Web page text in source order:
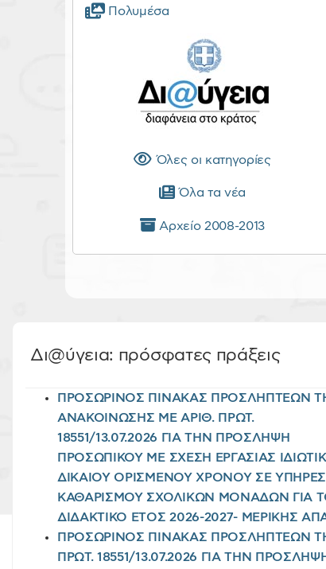
Πολυμέσα
Όλες οι κατηγορίες
Όλα τα νέα
Αρχείο 2008-2013
Δι@ύγεια: πρόσφατες πράξεις
ΠΡΟΣΩΡΙΝΟΣ ΠΙΝΑΚΑΣ ΠΡΟΣΛΗΠΤΕΩΝ
ΑΝΑΚΟΙΝΩΣΗΣ ΜΕ ΑΡΙΘ. ΠΡΩΤ.
18551/13.07.2026 ΓΙΑ ΤΗΝ ΠΡΟΣΛΗΨΗ
ΠΡΟΣΩΠΙΚΟΥ ΜΕ ΣΧΕΣΗ ΕΡΓΑΣΙΑΣ
ΔΙΚΑΙΟΥ ΟΡΙΣΜΕΝΟΥ ΧΡΟΝΟΥ ΣΕ
ΚΑΘΑΡΙΣΜΟΥ ΣΧΟΛΙΚΩΝ ΜΟΝΑΔΩΝ ΓΙΑ
ΔΙΔΑΚΤΙΚΟ ΕΤΟΣ 2026-2027- ΜΕΡΙΚΗΣ
ΠΡΟΣΩΡΙΝΟΣ ΠΙΝΑΚΑΣ ΠΡΟΣΛΗΠΤΕΩΝ
ΠΡΩΤ. 18551/13.07.2026 ΓΙΑ ΤΗΝ